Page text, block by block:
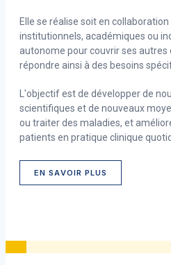
Elle se réalise soit en
institutionnels, académiques ou
autonome pour couvrir ses autres
répondre ainsi à des besoins
L'objectif est de développer de
scientifiques et de nouveaux
ou traiter des maladies, et
patients en pratique clinique
EN SAVOIR PLUS